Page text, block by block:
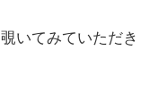
いてみていただき